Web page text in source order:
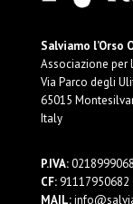
Salviamo l’Orso
Associazione per
Via Parco degli
65015
Italy
P.IVA:
CF:91117950682
MAIL: